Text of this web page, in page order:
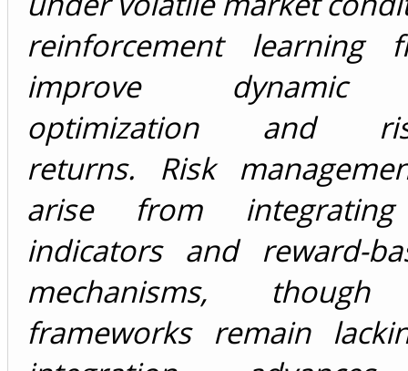
reinforcement learning
improve dynamic
optimization and
returns. Risk
arise from integrating
indicators and reward-
mechanisms, though
frameworks remain